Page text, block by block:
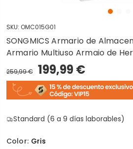
SKU: OMC015G01
SONGMICS Armario de
Armario Multiuso Armaio de
259,99 € 199,99 €
Standard (6 a 9 días laborables)
Color: Gris